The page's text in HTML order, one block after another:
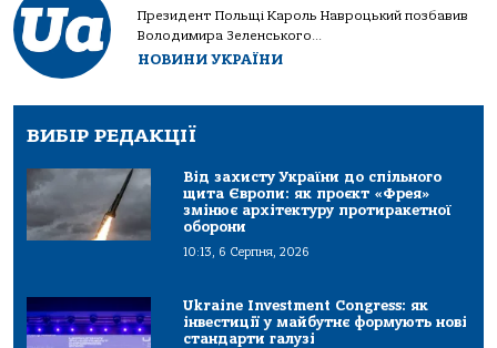
Президент Польщі Кароль Навроцький позбавив
Володимира Зеленського...
НОВИНИ УКРАЇНИ
ВИБІР РЕДАКЦІЇ
Від захисту України до спільного
щита Європи: як проєкт «Фрея»
змінює архітектуру протиракетної
оборони
10:13, 6 Серпня, 2026
Ukraine Investment Congress: як
інвестиції у майбутнє формують нові
стандарти галузі